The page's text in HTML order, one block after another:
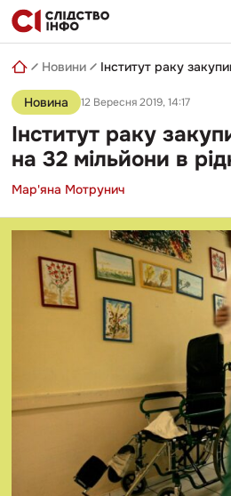
Skip
to
content
пошуковий
запит
Новини
Новина 12 Вересня 2019, 14:17
Інститут раку
на 32 мільйони в
Мар'яна Мотрунич